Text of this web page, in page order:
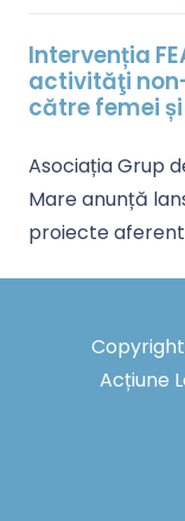
Intervenția
activităţi
către femei
Asociația Grup
Mare anunță
proiecte
Acțiune